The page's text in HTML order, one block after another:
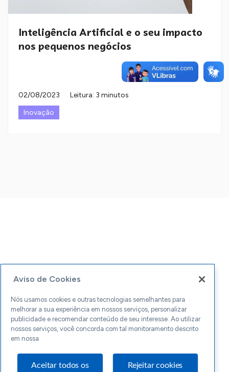
Inteligência Artificial e o seu impacto
nos pequenos negócios
02/08/2023
Leitura: 3 minutos
Inovação
Aviso de Cookies
Nós usamos cookies e outras tecnologias semelhantes para
melhorar a sua experiência em nossos serviços, personalizar
publicidade e recomendar conteúdo de seu interesse. Ao utilizar
nossos serviços, você concorda com tal monitoramento descrito
em nossa
Aceitar todos os
Rejeitar cookies